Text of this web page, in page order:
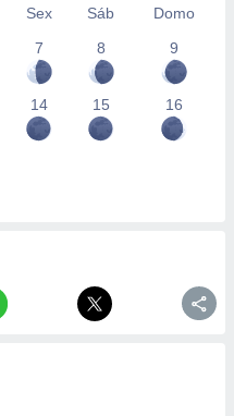
Sex Sáb
Domo
7 8 9
14 15 16